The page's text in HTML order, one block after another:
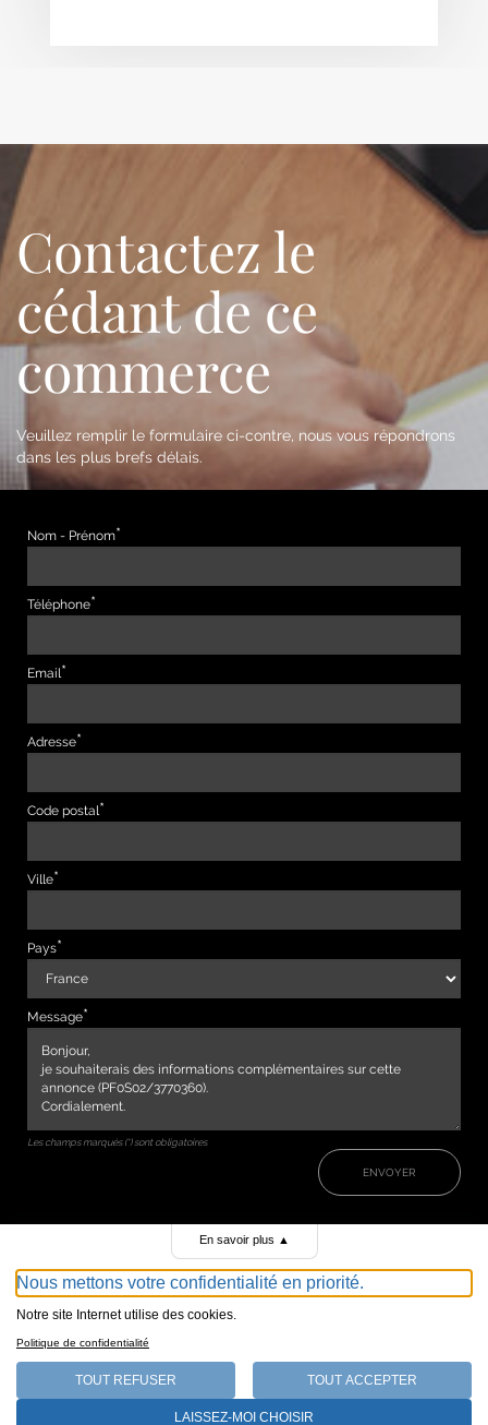
Contactez le
cédant de ce
commerce
Veuillez remplir le formulaire ci-contre, nous vous répondrons
dans les plus brefs délais.
Nom - Prénom
Téléphone
Email
Adresse
Code postal
Ville
Pays
Message
Les champs marqués (*) sont obligatoires
ENVOYER
147, avenue de Malakoff 75116 Paris
En savoir plus ▲
Nous mettons votre confidentialité en priorité.
Notre site Internet utilise des cookies.
Politique de confidentialité
TOUT REFUSER TOUT ACCEPTER
LAISSEZ-MOI CHOISIR